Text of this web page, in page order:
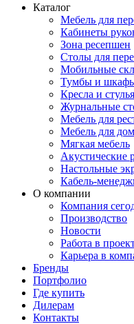
Каталог
Мебель для
Кабинеты
Зона ресепшен
Столы для
Мобильные
Тумбы и
Кресла и стулья
Журнальные
Мебель для
Мебель для
Мягкая мебель
Акустические
Настольные
Кабель-
О компании
Компания
Производство
Новости
Работа в
Карьера в
Бренды
Портфолио
Где купить
Дилерам
Контакты